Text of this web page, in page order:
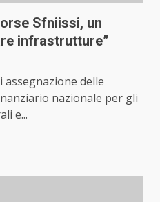
Sfniissi, un
infrastrutture”
assegnazione delle
nazionale per gli
e...